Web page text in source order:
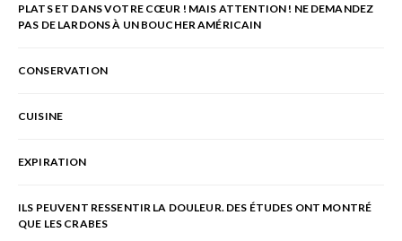
PLATS ET DANS VOTRE CŒUR ! MAIS ATTENTION ! NE DEMANDEZ
PAS DE LARDONS À UN BOUCHER AMÉRICAIN
CONSERVATION
CUISINE
EXPIRATION
ILS PEUVENT RESSENTIR LA DOULEUR. DES ÉTUDES ONT MONTRÉ
QUE LES CRABES